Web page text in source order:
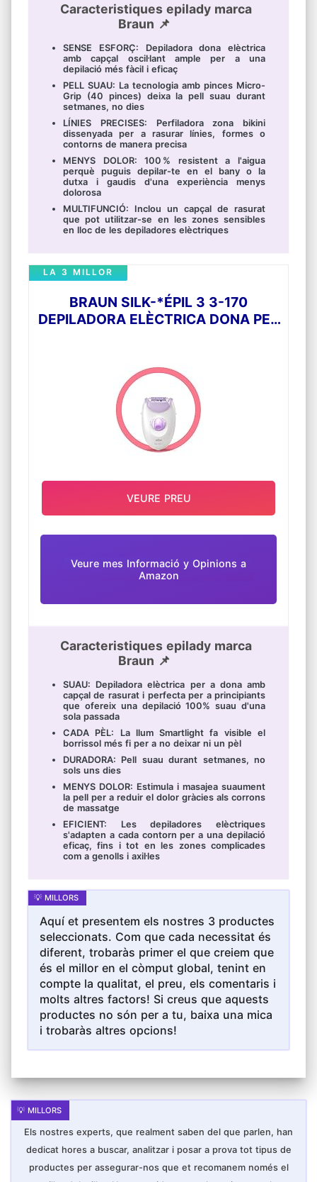
Caracteristiques epilady marca
Braun 📌
SENSE ESFORÇ: Depiladora dona elèctrica
amb capçal oscil·lant ample per a una
depilació més fàcil i eficaç
PELL SUAU: La tecnologia amb pinces Micro-
Grip (40 pinces) deixa la pell suau durant
setmanes, no dies
LÍNIES PRECISES: Perfiladora zona bikini
dissenyada per a rasurar línies, formes o
contorns de manera precisa
MENYS DOLOR: 100 % resistent a l'aigua
perquè puguis depilar-te en el bany o la
dutxa i gaudis d'una experiència menys
dolorosa
MULTIFUNCIÓ: Inclou un capçal de rasurat
que pot utilitzar-se en les zones sensibles
en lloc de les depiladores elèctriques
BRAUN SILK-*ÉPIL 3 3-170
DEPILADORA ELÈCTRICA DONA PER
SMARTLIGHT, CORRONS DE
MASSATGE, BLANCA/HABITADA
LA 3 MILLOR
Veure mes Informació y Opinions a
Amazon
Caracteristiques epilady marca
Braun 📌
SUAU: Depiladora elèctrica per a dona amb
capçal de rasurat i perfecta per a principiants
que ofereix una depilació 100% suau d'una
sola passada
CADA PÈL: La llum Smartlight fa visible el
borrissol més fi per a no deixar ni un pèl
DURADORA: Pell suau durant setmanes, no
sols uns dies
MENYS DOLOR: Estimula i masajea suaument
la pell per a reduir el dolor gràcies als corrons
de massatge
EFICIENT: Les depiladores elèctriques
s'adapten a cada contorn per a una depilació
eficaç, fins i tot en les zones complicades
com a genolls i axil·les
VEURE PREU
Aquí et presentem els nostres 3 productes
seleccionats. Com que cada necessitat és
diferent, trobaràs primer el que creiem que
és el millor en el còmput global, tenint en
compte la qualitat, el preu, els comentaris i
molts altres factors! Si creus que aquests
productes no són per a tu, baixa una mica
i trobaràs altres opcions!
Els nostres experts, que realment saben del que parlen, han
dedicat hores a buscar, analitzar i posar a prova tot tipus de
productes per assegurar-nos que et recomanem només el